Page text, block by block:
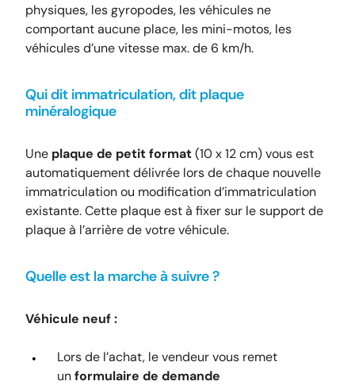
physiques, les gyropodes, les véhicules ne
comportant aucune place, les mini-motos, les
véhicules d’une vitesse max. de 6 km/h.
Qui dit immatriculation, dit plaque
minéralogique
Une plaque de petit format(10 x 12 cm) vous est
automatiquement délivrée lors de chaque nouvelle
immatriculation ou modification d’immatriculation
existante. Cette plaque est à fixer sur le support de
plaque à l’arrière de votre véhicule.
Quelle est la marche à suivre ?
Véhicule neuf :
Lors de l’achat, le vendeur vous remet
unformulaire de demande